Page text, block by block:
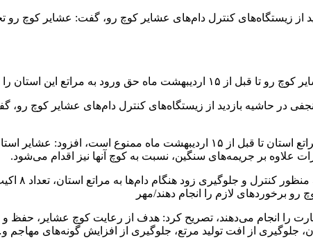
به مراتع این استان را ندارند.
وی با اشاره به اینکه ورود دامداران و عشایر کوچ رو به مراتع استان تا
علاوه بر جریمه‌های سنگین، نسبت به کوچ آنها نیز اقدام می‌شود.
برخوردهای لازم را انجام دهند/مهر
نیز کار کنترل و نظارت را انجام می‌دهند، تصریح کرد: هدف از رعایت کوچ
جلوگیری از افت تولید مرتع، جلوگیری از افزایش گونه‌های